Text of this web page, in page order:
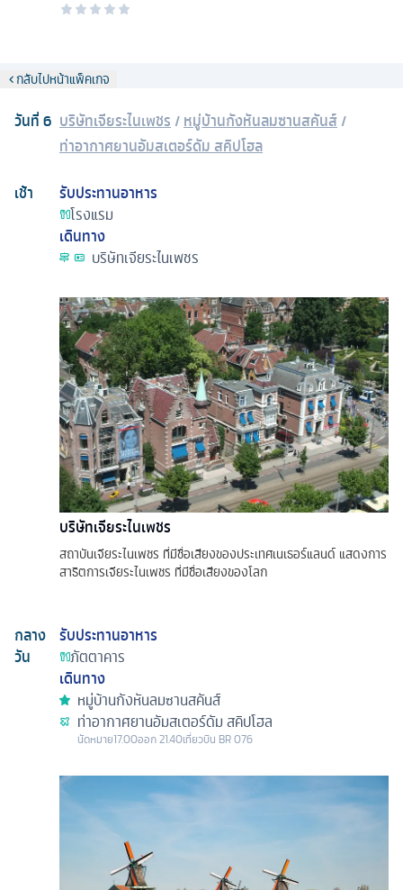
กลับไปหน้าแพ็คเกจ
วันที่6 บริษัทเจียระไนเพชร /หมู่บ้านกังหันลมซานสคันส์/
ท่าอากาศยานอัมสเตอร์ดัม สคิปโฮล
เช้า
รับประทานอาหาร
โรงแรม
เดินทาง
บริษัทเจียระไนเพชร
บริษัทเจียระไนเพชร
สถาบันเจียระไนเพชร ที่มีชื่อเสียงของประเทศเนเธอร์แลนด์ แสดงการ
สาธิตการเจียระไนเพชร ที่มีชื่อเสียงของโลก
กลาง
วัน
รับประทานอาหาร
ภัตตาคาร
เดินทาง
หมู่บ้านกังหันลมซานสคันส์
ท่าอากาศยานอัมสเตอร์ดัม สคิปโฮล
นัดหมาย17.00ออก21.40เที่ยวบิน BR 076